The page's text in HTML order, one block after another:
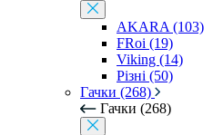
AKARA (103)
FRoi (19)
Viking (14)
Різні (50)
Гачки (268)
Гачки (268)